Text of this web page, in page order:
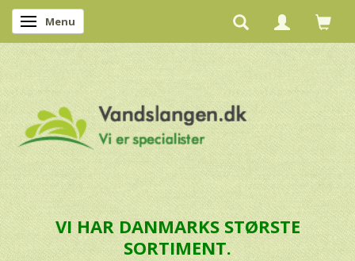
Skifte navigation
Menu
VI HAR DANMARKS STØRSTE
SORTIMENT.